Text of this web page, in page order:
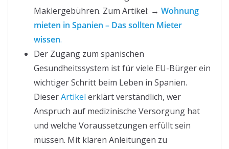
Maklergebühren. Zum Artikel: → Wohnung
mieten in Spanien – Das sollten Mieter
wissen.
Der Zugang zum spanischen
Gesundheitssystem ist für viele EU-Bürger ein
wichtiger Schritt beim Leben in Spanien.
DieserArtikel erklärt verständlich, wer
Anspruch auf medizinische Versorgung hat
und welche Voraussetzungen erfüllt sein
müssen. Mit klaren Anleitungen zu